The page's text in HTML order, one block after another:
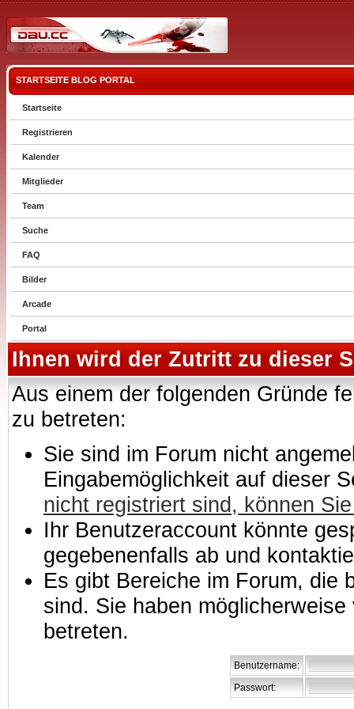
STARTSEITE BLOG PORTAL
Startseite
Registrieren
Kalender
Mitglieder
Team
Suche
FAQ
Bilder
Arcade
Portal
Ihnen wird der Zutritt zu dieser
Aus einem der folgenden Gründe
zu betreten:
Sie sind im Forum nicht
Eingabemöglichkeit auf dieser
nicht registriert sind, können
Ihr Benutzeraccount könnte
gegebenenfalls ab und
Es gibt Bereiche im Forum, die
sind. Sie haben
betreten.
Benutzername:
Passwort: